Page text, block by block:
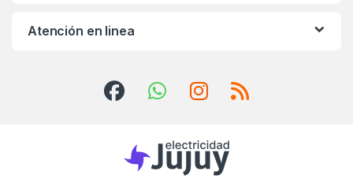
Atención en linea